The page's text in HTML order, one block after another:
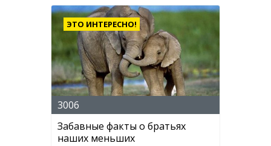
ЭТО ИНТЕРЕСНО!
3006
Забавные факты о братьях
наших меньших